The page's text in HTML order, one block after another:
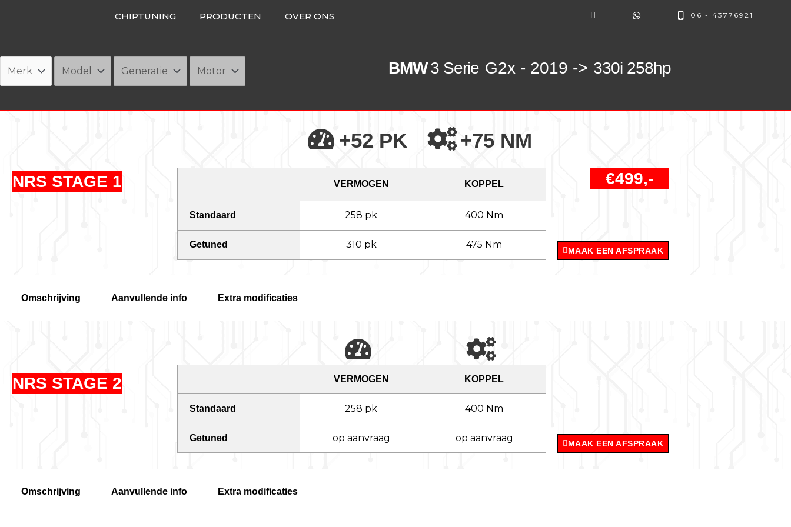
CHIPTUNING PRODUCTEN OVER ONS 06 - 43776921
BMW3 Serie G2x - 2019 -> 330i 258hp
NRS STAGE 1
+52 PK +75 NM
VERMOGEN KOPPEL €499,-
Standaard 258 pk 400 Nm
Getuned 310 pk 475 Nm
MAAK EEN AFSPRAAK
Omschrijving Aanvullende info Extra modificaties
NRS STAGE 2 VERMOGEN KOPPEL
Standaard 258 pk 400 Nm
Getuned op aanvraag op aanvraag
MAAK EEN AFSPRAAK
Omschrijving Aanvullende info Extra modificaties